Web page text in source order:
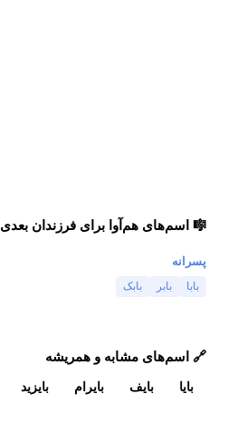
🎼 اسم‌های هم‌آوا برای فرزندان بعدی
پسرانه
بابا بابر بابک
🔗 اسم‌های مشابه و همریشه
بایا بایف بایرام بایزید